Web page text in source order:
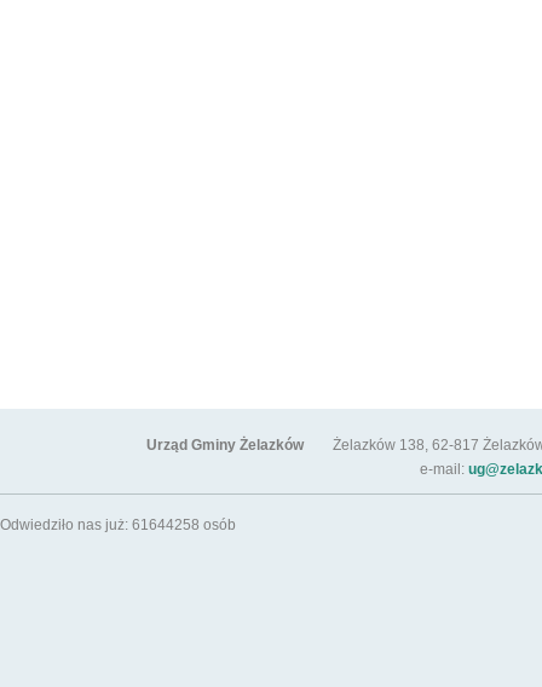
Urząd Gminy ŻelazkówŻelazków 138, 62-817 Żelazków
e-mail:
Odwiedziło nas już: 61644258 osób